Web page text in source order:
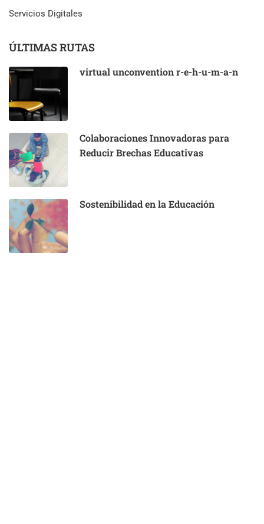
Servicios Digitales
ÚLTIMAS RUTAS
virtual unconvention r-e-h-u-m-a-n
Colaboraciones Innovadoras para
Reducir Brechas Educativas
Sostenibilidad en la Educación